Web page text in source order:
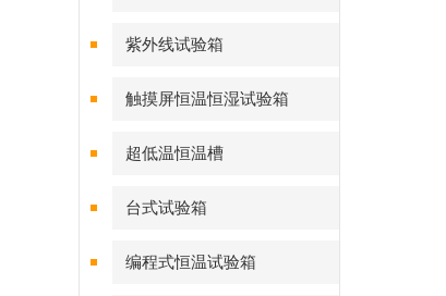
紫外线试验箱
触摸屏恒温恒湿试验箱
超低温恒温槽
台式试验箱
编程式恒温试验箱